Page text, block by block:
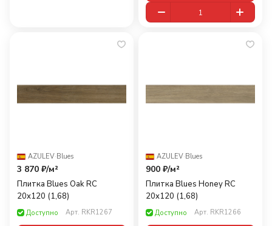
AZULEV·Blues
3 870 ₽/м²
Плитка Blues Oak RC
20x120 (1,68)
Доступно Арт. RKR1267
AZULEV·Blues
900 ₽/м²
Плитка Blues Honey RC
20x120 (1,68)
Доступно Арт. RKR1266